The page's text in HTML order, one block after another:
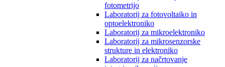
fotometrijo
Laboratorij za fotovoltaiko in
optoelektroniko
Laboratorij za mikroelektroniko
Laboratorij za mikrosenzorske
strukture in elektroniko
Laboratorij za načrtovanje